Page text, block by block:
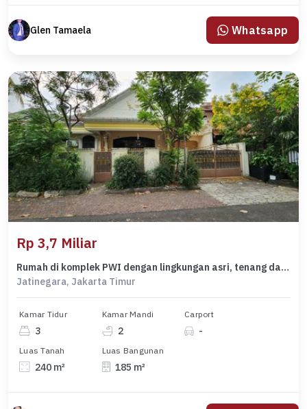
Glen Tamaela Whatsapp
Rp 3,7 Miliar
Rumah di komplek PWI dengan lingkungan asri, tenang dan aman
Jatinegara, Jakarta Timur
Kamar Tidur
3
Kamar Mandi
2
Carport
-
Luas Tanah
240 m²
Luas Bangunan
185 m²